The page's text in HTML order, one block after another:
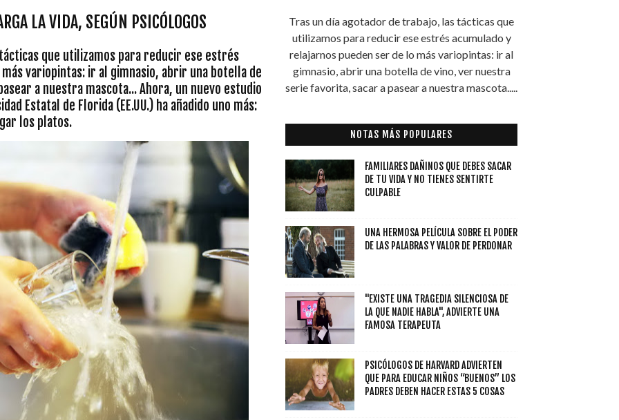
LA VIDA, SEGÚN PSICÓLOGOS
que utilizamos para reducir ese estrés
variopintas: ir al gimnasio, abrir una botella de
a nuestra mascota... Ahora, un nuevo estudio
Estatal de Florida (EE.UU.) ha añadido uno más:
los platos.
Tras un día agotador de trabajo, las tácticas que
utilizamos para reducir ese estrés acumulado y
relajarnos pueden ser de lo más variopintas: ir al
gimnasio, abrir una botella de vino, ver nuestra
serie favorita, sacar a pasear a nuestra mascota.....
NOTAS MÁS POPULARES
FAMILIARES DAÑINOS QUE DEBES SACAR
DE TU VIDA Y NO TIENES SENTIRTE
CULPABLE
UNA HERMOSA PELÍCULA SOBRE EL PODER
DE LAS PALABRAS Y VALOR DE PERDONAR
"EXISTE UNA TRAGEDIA SILENCIOSA DE
LA QUE NADIE HABLA", ADVIERTE UNA
FAMOSA TERAPEUTA
PSICÓLOGOS DE HARVARD ADVIERTEN
QUE PARA EDUCAR NIÑOS “BUENOS” LOS
PADRES DEBEN HACER ESTAS 5 COSAS